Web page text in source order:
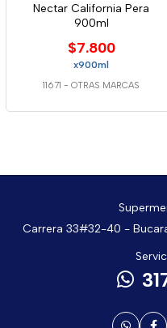
Nectar California Pera
900ml
$7.800
x900ml
11671 - OTRAS MARCAS
Carrera 33#32-40 -